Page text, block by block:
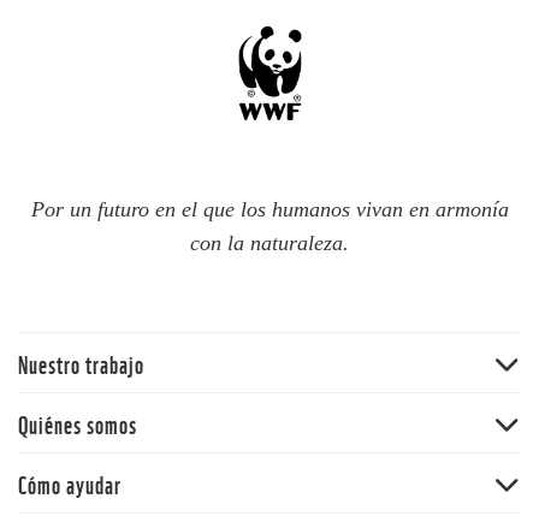
Por un futuro en el que los humanos vivan en armonía
con la naturaleza.
Nuestro trabajo
Océanos
Cambio climático
Quiénes somos
WWF en el mundo
Cómo ayudar